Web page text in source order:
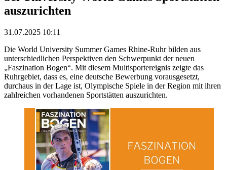
auszurichten
31.07.2025 10:11
Die World University Summer Games Rhine-Ruhr bilden aus
unterschiedlichen Perspektiven den Schwerpunkt der neuen
„Faszination Bogen“. Mit diesem Multisportereignis zeigte das
Ruhrgebiet, dass es, eine deutsche Bewerbung vorausgesetzt,
durchaus in der Lage ist, Olympische Spiele in der Region mit ihren
zahlreichen vorhandenen Sportstätten auszurichten.